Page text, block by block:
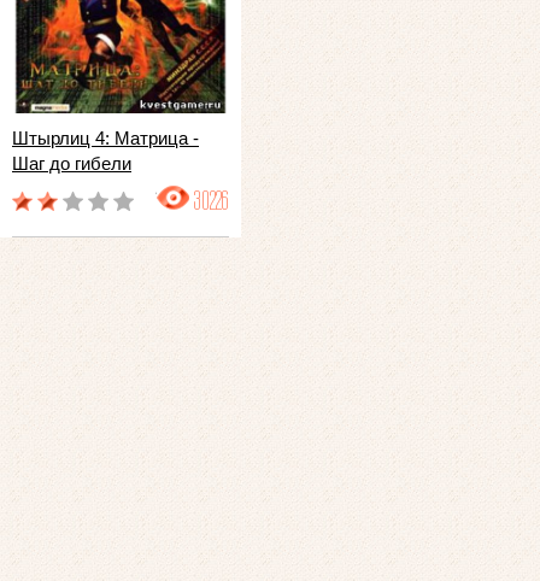
Штырлиц 4: Матрица -
Шаг до гибели
30226